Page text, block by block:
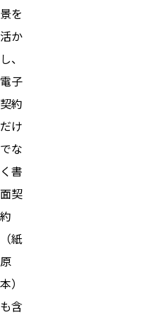
景を
活か
し、
電子
契約
だけ
でな
く書
面契
約
（紙
原
本）
も含